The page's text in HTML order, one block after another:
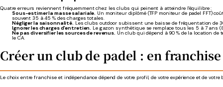
Quatre erreurs reviennent fréquemment chez les clubs qui peinent à atteindre l'équilibre :
Sous-estimer la masse salariale. Un moniteur diplômé (TFP moniteur de padel FFT)
souvent 35 à 45 % des charges totales.
Négliger la saisonnalité. Les clubs outdoor subissent une baisse de fréquentation de
Ignorer les charges d'entretien. Le gazon synthétique se remplace tous les 5 à 7 ans
Ne pas diversifier les sources de revenus. Un club qui dépend à 90 % de la location
le CA.
Créer un club de padel : en
Le choix entre franchise et indépendance dépend de votre profil, de votre expérience et de